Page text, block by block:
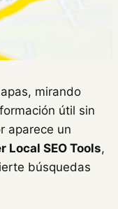
mirando
útil sin
aparece un
Local SEO Tools,
búsquedas